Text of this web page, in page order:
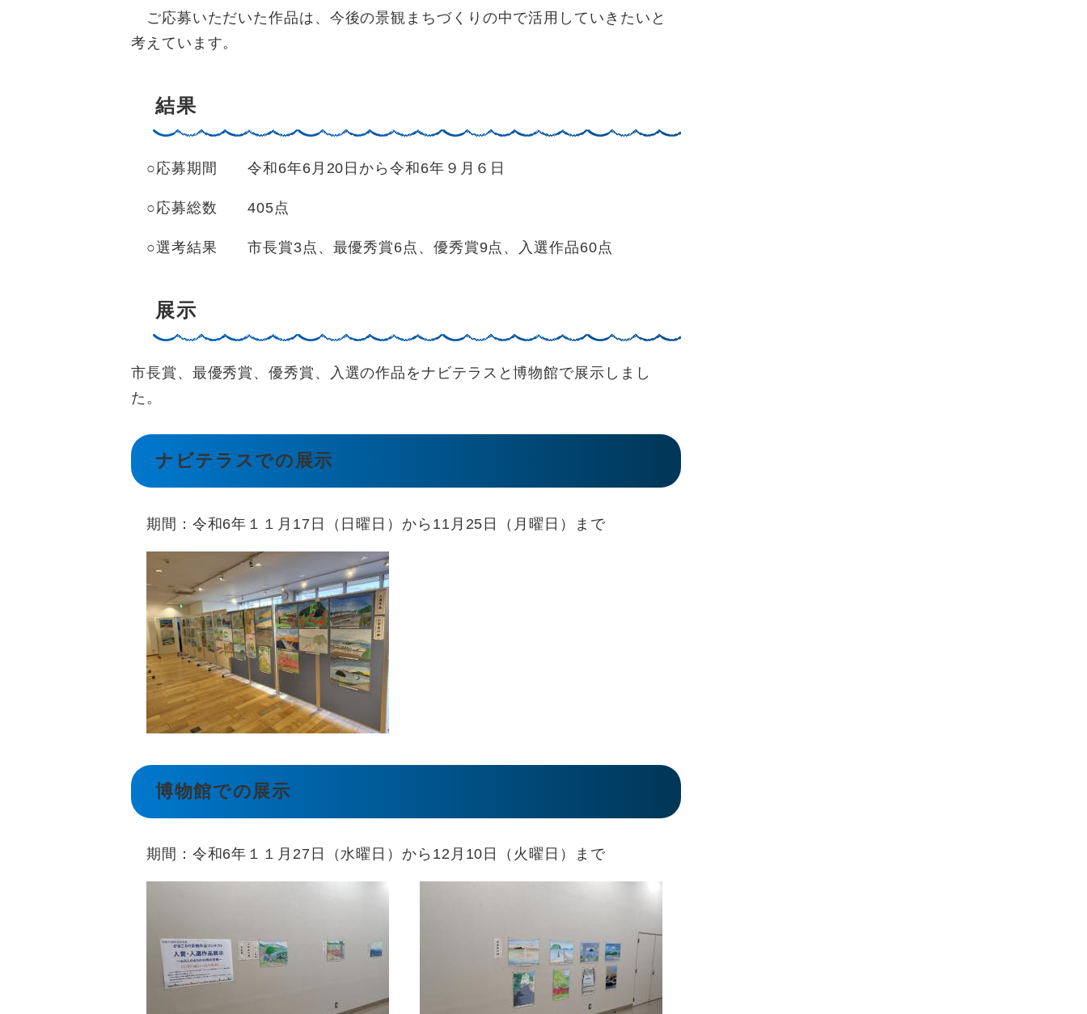
ご応募いただいた作品は、今後の景観まちづくりの中で活用していきたいと
考えています。
結果
○応募期間 令和6年6月20日から令和6年９月６日
○応募総数 405点
○選考結果 市長賞3点、最優秀賞6点、優秀賞9点、入選作品60点
展示
市長賞、最優秀賞、優秀賞、入選の作品をナビテラスと博物館で展示しまし
た。
ナビテラスでの展示
期間：令和6年１１月17日（日曜日）から11月25日（月曜日）まで
博物館での展示
期間：令和6年１１月27日（水曜日）から12月10日（火曜日）まで